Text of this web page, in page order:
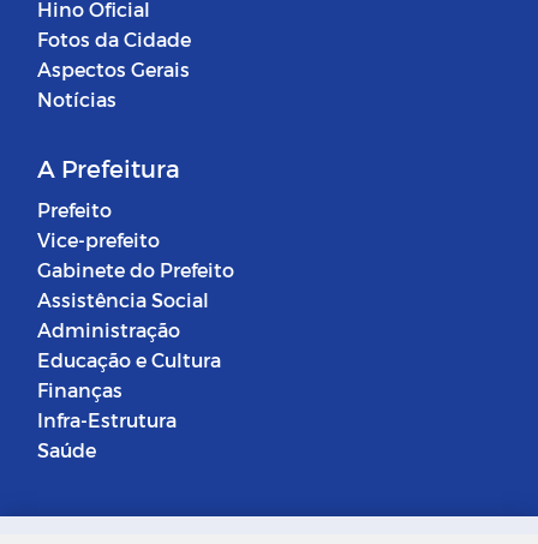
Hino Oficial
Fotos da Cidade
Aspectos Gerais
Notícias
A Prefeitura
Prefeito
Vice-prefeito
Gabinete do Prefeito
Assistência Social
Administração
Educação e Cultura
Finanças
Infra-Estrutura
Saúde